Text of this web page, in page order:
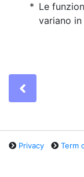
Le
variano
Privacy Term